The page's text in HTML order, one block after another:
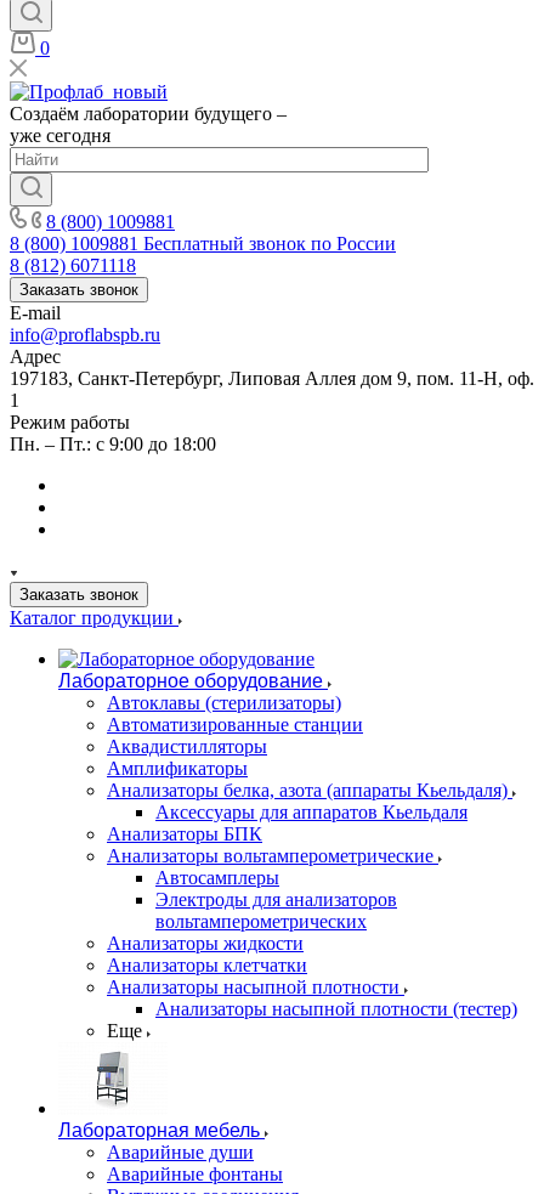
0
Создаём лаборатории будущего –
уже сегодня
8 (800) 1009881
8 (800) 1009881 Бесплатный звонок по России
8 (812) 6071118
Заказать звонок
E-mail
info@proflabspb.ru
Адрес
197183, Санкт-Петербург, Липовая Аллея дом 9, пом. 11-Н, оф.
1
Режим работы
Пн. – Пт.: с 9:00 до 18:00
Заказать звонок
Каталог продукции
Лабораторное оборудование
Автоклавы (стерилизаторы)
Автоматизированные станции
Аквадистилляторы
Амплификаторы
Анализаторы белка, азота (аппараты Кьельдаля)
Аксессуары для аппаратов Кьельдаля
Анализаторы БПК
Анализаторы вольтамперометрические
Автосамплеры
Электроды для анализаторов
вольтамперометрических
Анализаторы жидкости
Анализаторы клетчатки
Анализаторы насыпной плотности
Анализаторы насыпной плотности (тестер)
Еще
Лабораторная мебель
Аварийные души
Аварийные фонтаны